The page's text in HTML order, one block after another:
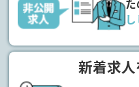
新着求